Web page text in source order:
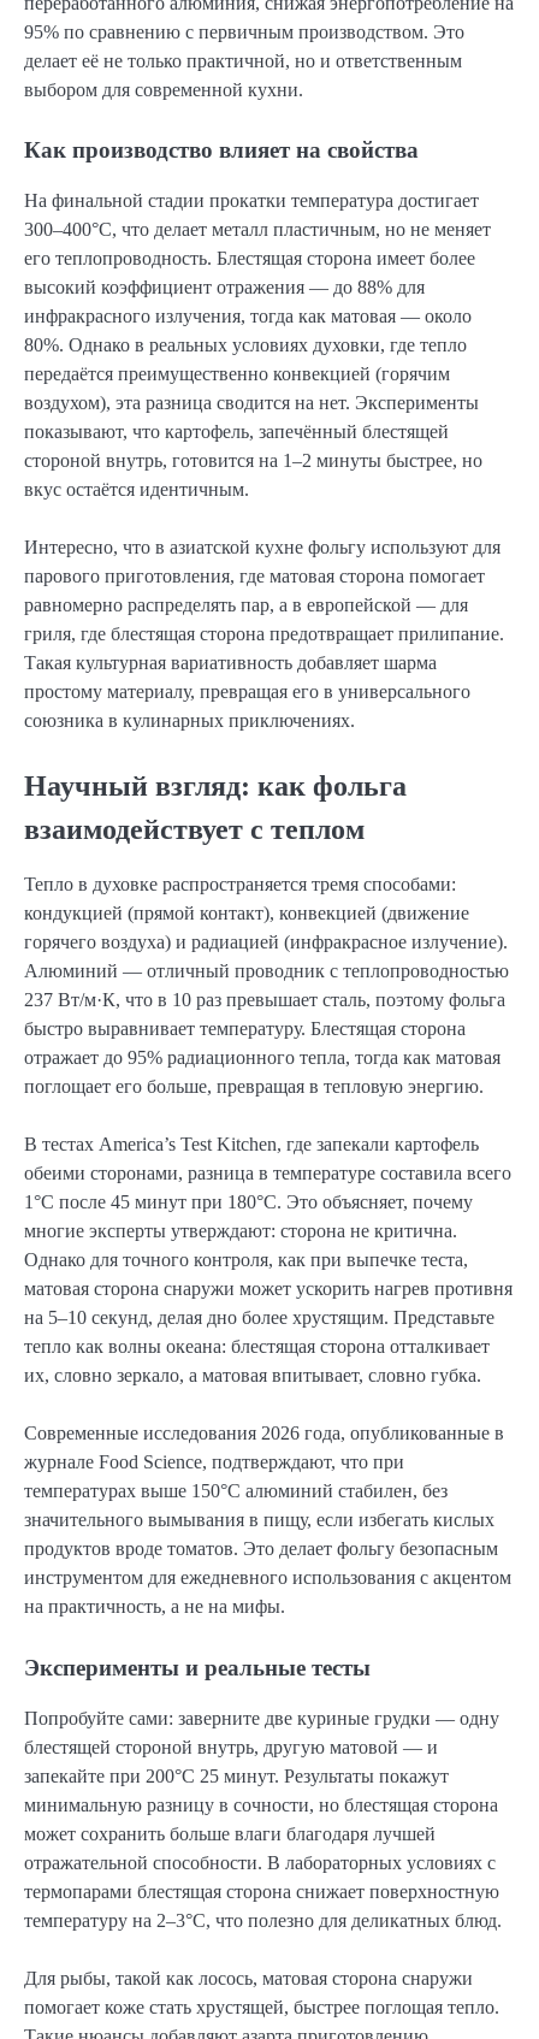
95% по сравнению с первичным производством. Это
делает её не только практичной, но и ответственным
выбором для современной кухни.
Как производство влияет на свойства
На финальной стадии прокатки температура достигает
300–400°C, что делает металл пластичным, но не меняет
его теплопроводность. Блестящая сторона имеет более
высокий коэффициент отражения — до 88% для
инфракрасного излучения, тогда как матовая — около
80%. Однако в реальных условиях духовки, где тепло
передаётся преимущественно конвекцией (горячим
воздухом), эта разница сводится на нет. Эксперименты
показывают, что картофель, запечённый блестящей
стороной внутрь, готовится на 1–2 минуты быстрее, но
вкус остаётся идентичным.
Интересно, что в азиатской кухне фольгу используют для
парового приготовления, где матовая сторона помогает
равномерно распределять пар, а в европейской — для
гриля, где блестящая сторона предотвращает прилипание.
Такая культурная вариативность добавляет шарма
простому материалу, превращая его в универсального
союзника в кулинарных приключениях.
Научный взгляд: как фольга
взаимодействует с теплом
Тепло в духовке распространяется тремя способами:
кондукцией (прямой контакт), конвекцией (движение
горячего воздуха) и радиацией (инфракрасное излучение).
Алюминий — отличный проводник с теплопроводностью
237 Вт/м·К, что в 10 раз превышает сталь, поэтому фольга
быстро выравнивает температуру. Блестящая сторона
отражает до 95% радиационного тепла, тогда как матовая
поглощает его больше, превращая в тепловую энергию.
В тестах America’s Test Kitchen, где запекали картофель
обеими сторонами, разница в температуре составила всего
1°C после 45 минут при 180°C. Это объясняет, почему
многие эксперты утверждают: сторона не критична.
Однако для точного контроля, как при выпечке теста,
матовая сторона снаружи может ускорить нагрев противня
на 5–10 секунд, делая дно более хрустящим. Представьте
тепло как волны океана: блестящая сторона отталкивает
их, словно зеркало, а матовая впитывает, словно губка.
Современные исследования 2026 года, опубликованные в
журнале Food Science, подтверждают, что при
температурах выше 150°C алюминий стабилен, без
значительного вымывания в пищу, если избегать кислых
продуктов вроде томатов. Это делает фольгу безопасным
инструментом для ежедневного использования с акцентом
на практичность, а не на мифы.
Эксперименты и реальные тесты
Попробуйте сами: заверните две куриные грудки — одну
блестящей стороной внутрь, другую матовой — и
запекайте при 200°C 25 минут. Результаты покажут
минимальную разницу в сочности, но блестящая сторона
может сохранить больше влаги благодаря лучшей
отражательной способности. В лабораторных условиях с
термопарами блестящая сторона снижает поверхностную
температуру на 2–3°C, что полезно для деликатных блюд.
Для рыбы, такой как лосось, матовая сторона снаружи
помогает коже стать хрустящей, быстрее поглощая тепло.